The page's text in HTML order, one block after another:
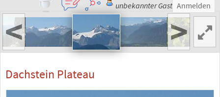
unbekannter Gast Anmelden
< >
Dachstein Plateau